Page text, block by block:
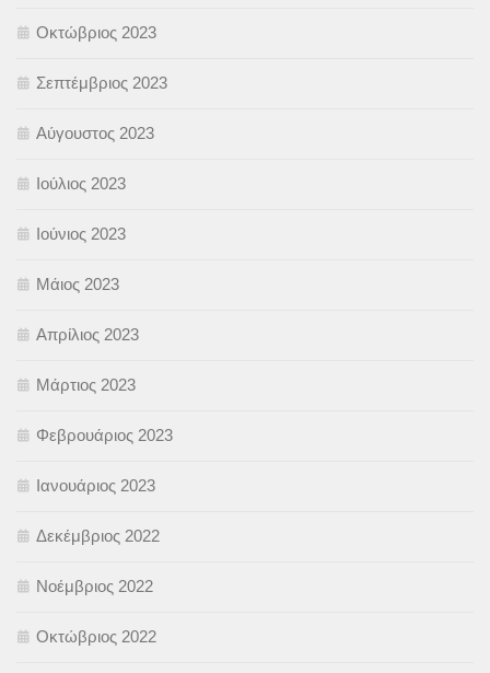
Οκτώβριος 2023
Σεπτέμβριος 2023
Αύγουστος 2023
Ιούλιος 2023
Ιούνιος 2023
Μάιος 2023
Απρίλιος 2023
Μάρτιος 2023
Φεβρουάριος 2023
Ιανουάριος 2023
Δεκέμβριος 2022
Νοέμβριος 2022
Οκτώβριος 2022